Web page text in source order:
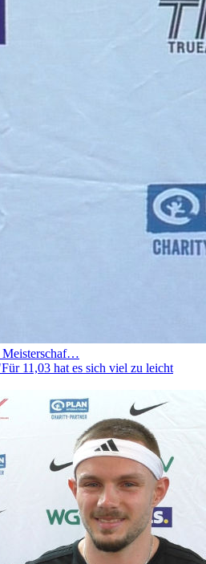
Meisterschaf…
11,03 hat es sich viel zu leicht